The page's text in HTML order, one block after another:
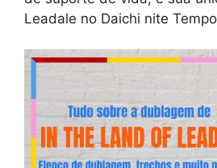
Leadale no Daichi nite